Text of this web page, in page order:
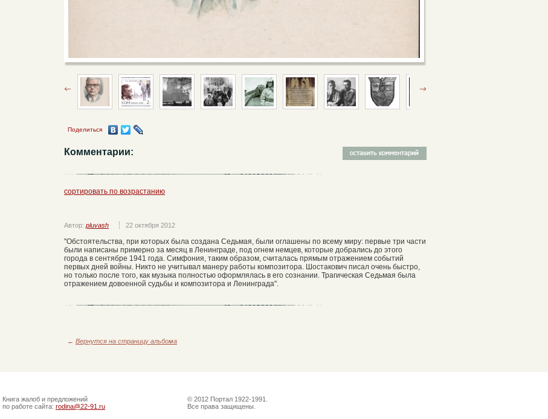
Поделиться
Комментарии:
сортировать по возрастанию
Автор: pluvash 22 октября 2012
"Обстоятельства, при которых была создана Седьмая, были оглашены по всему миру: первые три части
были написаны примерно за месяц в Ленинграде, под огнем немцев, которые добрались до этого
города в сентябре 1941 года. Симфония, таким образом, считалась прямым отражением событий
первых дней войны. Никто не учитывал манеру работы композитора. Шостакович писал очень быстро,
но только после того, как музыка полностью оформлялась в его сознании. Трагическая Седьмая была
отражением довоенной судьбы и композитора и Ленинграда".
← Вернутся на страницу альбома
Книга жалоб и предложений
по работе сайта: rodina@22-91.ru
© 2012 Портал 1922-1991.
Все права защищены.